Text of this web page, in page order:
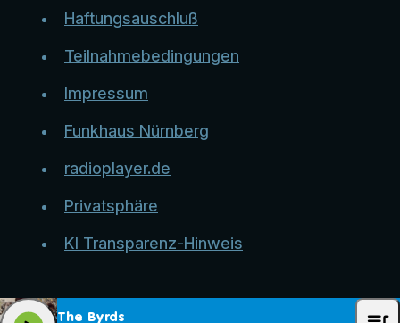
Haftungsauschluß
Teilnahmebedingungen
Impressum
Funkhaus Nürnberg
radioplayer.de
Privatsphäre
KI Transparenz-Hinweis
The Byrds